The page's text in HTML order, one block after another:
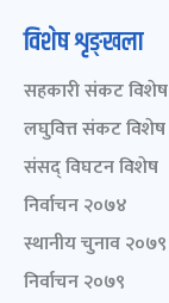
विशेष शृङ्खला
सहकारी संकट विशेष
लघुवित्त संकट विशेष
संसद् विघटन विशेष
निर्वाचन २०७४
स्थानीय चुनाव २०७९
निर्वाचन २०७९